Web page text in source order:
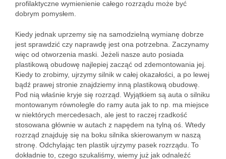
profilaktyczne wymienienie całego rozrządu może być
dobrym pomysłem.
Kiedy jednak uprzemy się na samodzielną wymianę dobrze
jest sprawdzić czy naprawdę jest ona potrzebna. Zaczynamy
więc od otworzenia maski. Jeżeli nasze auto posiada
plastikową obudowę najlepiej zacząć od zdemontowania jej.
Kiedy to zrobimy, ujrzymy silnik w całej okazałości, a po lewej
bądź prawej stronie znajdziemy inną plastikową obudowę.
Pod nią właśnie kryje się rozrząd. Wyjątkiem są auta o silniku
montowanym równolegle do ramy auta jak to np. ma miejsce
w niektórych mercedesach, ale jest to raczej rzadkość
stosowana głównie w autach z napędem na tylną oś. Wtedy
rozrząd znajduję się na boku silnika skierowanym w naszą
stronę. Odchylając ten plastik ujrzymy pasek rozrządu. To
dokładnie to, czego szukaliśmy, wiemy już jak odnaleźć